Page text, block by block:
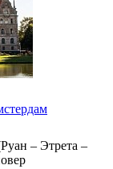
– Этрета –